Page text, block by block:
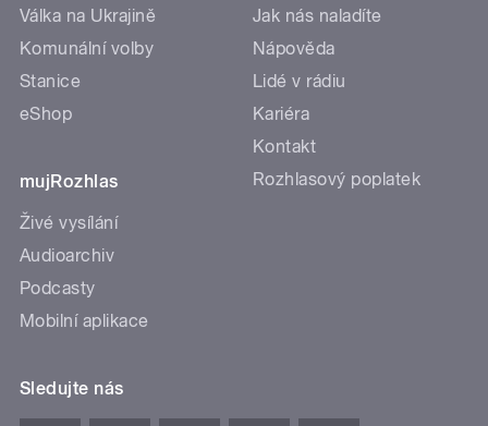
Válka na Ukrajině
Komunální volby
Stanice
eShop
mujRozhlas
Živé vysílání
Audioarchiv
Podcasty
Mobilní aplikace
Jak nás naladíte
Nápověda
Lidé v rádiu
Kariéra
Kontakt
Rozhlasový poplatek
Sledujte nás